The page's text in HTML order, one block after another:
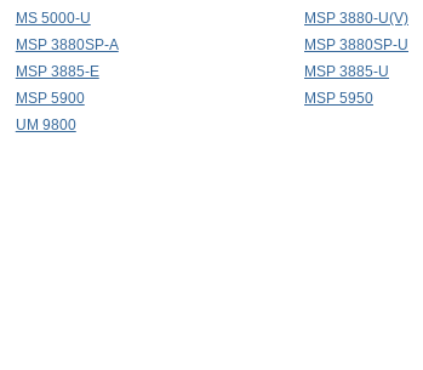
MS 5000-U
MSP 3880-U(V)
MSP 3880SP-A
MSP 3880SP-U
MSP 3885-E
MSP 3885-U
MSP 5900
MSP 5950
UM 9800